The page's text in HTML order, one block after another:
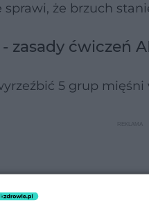
że brzuch
zasady ćwiczeń
5 grup mięśni